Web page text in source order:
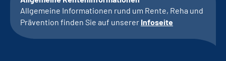
Allgemeine Informationen rund um Rente, Reha und
Prävention finden Sie auf unserer Infoseite